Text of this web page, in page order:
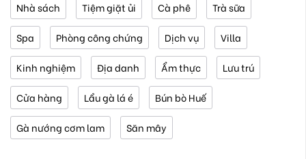
Nhà sách Tiệm giặt ủi Cà phê Trà sữa
Spa Phòng công chứng Dịch vụ Villa
Kinh nghiệm Địa danh Ẩm thực Lưu trú
Cửa hàng Lẩu gà lá é Bún bò Huế
Gà nướng cơm lam Săn mây